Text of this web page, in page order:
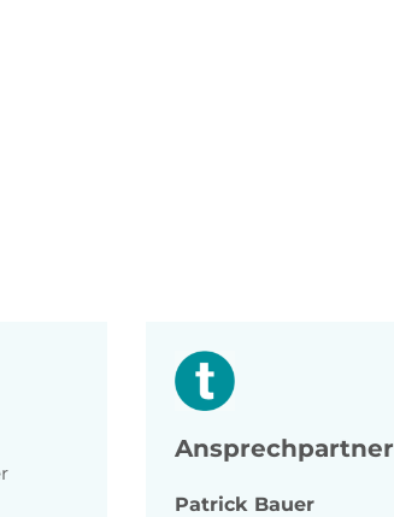
Ansprechpartner
Patrick Bauer